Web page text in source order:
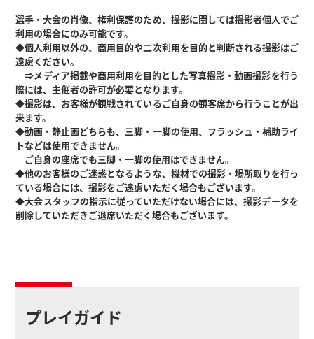
選手・大会の肖像、権利保護のため、撮影に関しては撮影者個人でご
利用の場合にのみ可能です。
◆個人利用以外の、商用目的や二次利用を目的と判断される撮影はご
遠慮ください。
⇒メディア掲載や商用利用を目的とした写真撮影・動画撮影を行う
際には、主催者の許可が必要となります。
◆撮影は、お客様が観戦されているご自身の観客席から行うことが出
来ます。
◆動画・静止画どちらも、三脚・一脚の使用、フラッシュ・補助ライ
トなどは使用できません。
ご自身の座席でも三脚・一脚の使用はできません。
◆他のお客様のご迷惑となるような、機材での撮影・場所取りを行っ
ている場合には、撮影をご遠慮いただく場合もございます。
◆大会スタッフの指示に従っていただけない場合には、撮影データを
削除していただきご退席いただく場合もございます。
プレイガイド